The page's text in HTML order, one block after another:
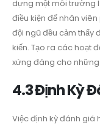
dựng một môi trường
điều kiện để nhân
đội ngũ đều cảm thấy
kiến. Tạo ra các hoạt
xứng đáng cho
4.3 Định Kỳ
Việc định kỳ đánh giá